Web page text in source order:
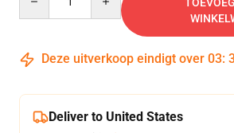
Deze uitverkoop eindigt over 03:
Deliver to United States